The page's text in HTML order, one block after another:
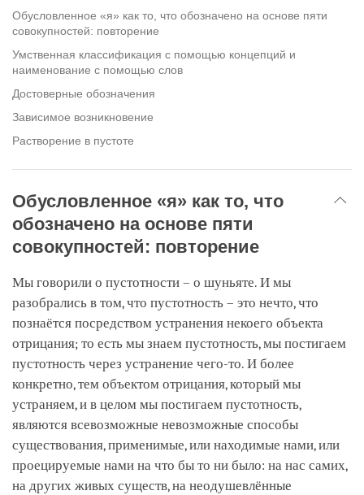
facebook
Обусловленное «я» как то, что обозначено на основе пяти
совокупностей: повторение
Умственная классификация с помощью концепций и
наименование с помощью слов
Достоверные обозначения
Зависимое возникновение
Растворение в пустоте
Обусловленное «я» как то, что
обозначено на основе пяти
совокупностей: повторение
Мы говорили о пустотности – о шуньяте. И мы
разобрались в том, что пустотность – это нечто, что
познаётся посредством устранения некоего объекта
отрицания; то есть мы знаем пустотность, мы постигаем
пустотность через устранение чего-то. И более
конкретно, тем объектом отрицания, который мы
устраняем, и в целом мы постигаем пустотность,
являются всевозможные невозможные способы
существования, применимые, или находимые нами, или
проецируемые нами на что бы то ни было: на нас самих,
на других живых существ, на неодушевлённые